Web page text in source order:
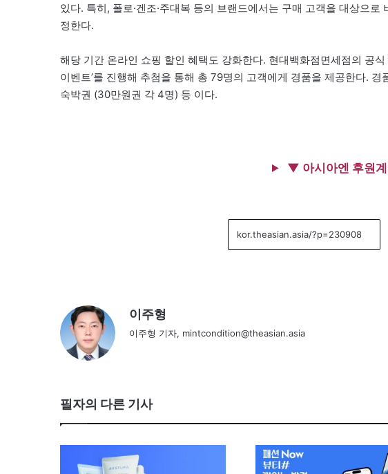
있다. 특히, 폴로·겐조·주대복 등의 브랜드에서는 구매 고객을 대상으로
정한다.
해당 기간 온라인 쇼핑 할인 혜택도 강화한다. 현대백화점면세점의 공
이벤트’를 진행해 추첨을 통해 총 79명의 고객에게 경품을 제공한다.
숙박권 (30만원권 각 4명) 등 이다.
▼ 아시아엔 후원
이주형
이주형 기자, mintcondition@theasian.asia
필자의 다른 기사